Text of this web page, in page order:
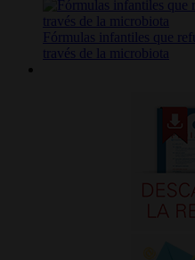
Fórmulas infantiles que
través de la microbiota